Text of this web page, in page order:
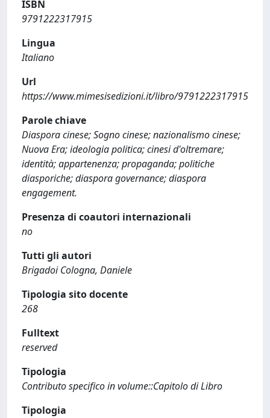
ISBN
9791222317915
Lingua
Italiano
Url
https://www.mimesisedizioni.it/libro/9791222317915
Parole chiave
Diaspora cinese; Sogno cinese; nazionalismo cinese;
Nuova Era; ideologia politica; cinesi d'oltremare;
identità; appartenenza; propaganda; politiche
diasporiche; diaspora governance; diaspora
engagement.
Presenza di coautori internazionali
no
Tutti gli autori
Brigadoi Cologna, Daniele
Tipologia sito docente
268
Fulltext
reserved
Tipologia
Contributo specifico in volume::Capitolo di Libro
Tipologia